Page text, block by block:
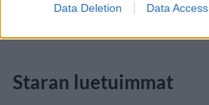
Data Deletion Data Access
Staran luetuimmat